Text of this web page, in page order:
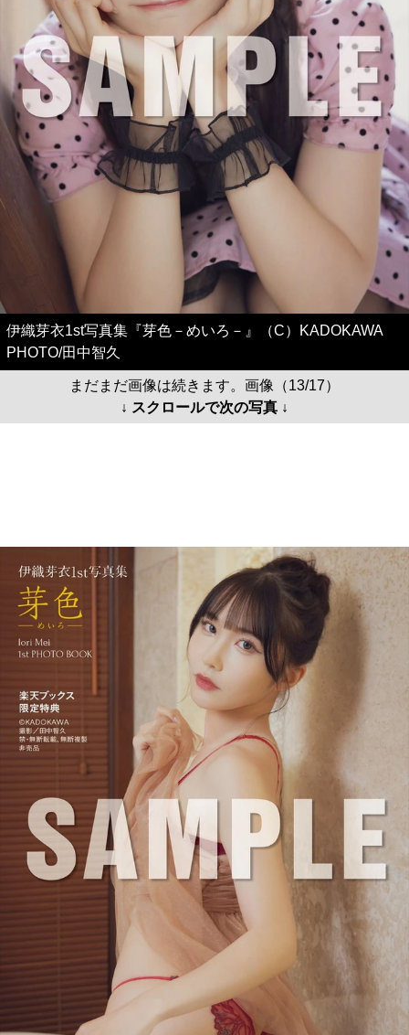
伊織芽衣1st写真集『芽色－めいろ－』（C）KADOKAWA
PHOTO/田中智久
まだまだ画像は続きます。画像（13/17）
↓ スクロールで次の写真 ↓